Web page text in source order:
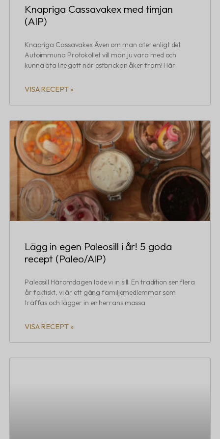
Knapriga Cassavakex med timjan
(AIP)
Knapriga Cassavakex Även om man äter enligt det
Autoimmuna Protokollet vill man ju vara med och
kunna äta lite gott när ostbrickan åker fram! Här
VISA RECEPT »
Lägg in egen Paleosill i år! 5 goda
recept (Paleo/AIP)
Paleosill Häromdagen lade vi in sill. En tradition sen flera
år faktiskt, vi är ett gäng familjemedlemmar som
träffas och lägger in en herrans massa
VISA RECEPT »